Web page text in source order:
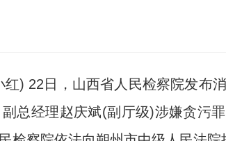
22日，山西省人民检察院发布
总经理赵庆斌(副厅级)涉嫌贪污